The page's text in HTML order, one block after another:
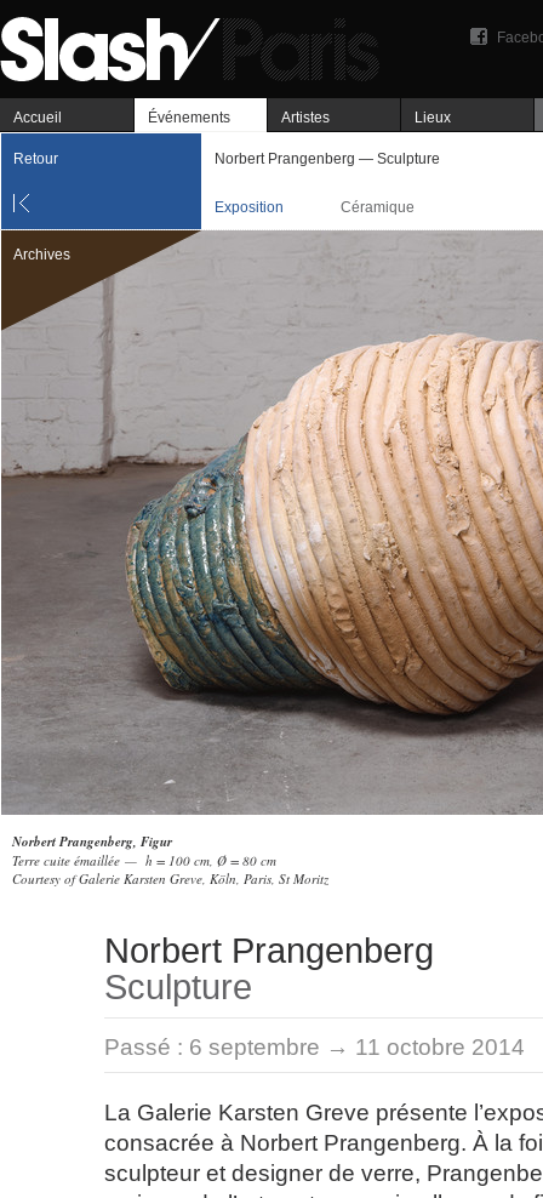
Accueil Événements Artistes Lieux
Retour Norbert Prangenberg — Sculpture
Exposition Céramique
Archives
Norbert Prangenberg, Figur
Terre cuite émaillée — h = 100 cm, Ø = 80 cm
Courtesy of Galerie Karsten Greve, Köln, Paris, St Moritz
Norbert Prangenberg
Sculpture
Passé : 6 septembre → 11 octobre 2014
La Galerie Karsten Greve présente
consacrée à Norbert Prangenberg. À la
sculpteur et designer de verre,